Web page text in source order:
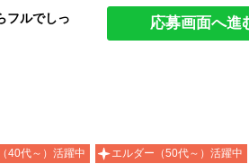
フルでしっ
応募画面へ進
40代～）活躍中
エルダー（50代～）活躍中